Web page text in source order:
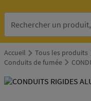
Accueil Tous les produits
Conduits de fumée